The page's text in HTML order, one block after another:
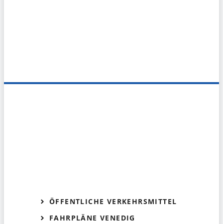
ÖFFENTLICHE VERKEHRSMITTEL
FAHRPLÄNE VENEDIG